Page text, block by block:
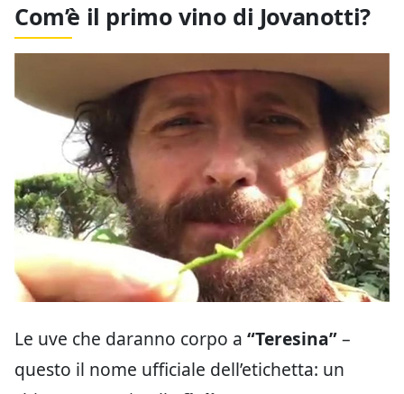
Com’è il primo vino di Jovanotti?
Le uve che daranno corpo a “Teresina”–
questo il nome ufficiale dell’etichetta: un